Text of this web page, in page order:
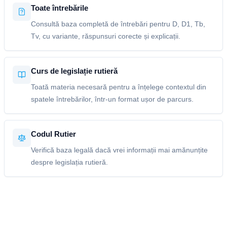
Toate întrebările
Consultă baza completă de întrebări pentru D, D1, Tb,
Tv, cu variante, răspunsuri corecte și explicații.
Curs de legislație rutieră
Toată materia necesară pentru a înțelege contextul din
spatele întrebărilor, într-un format ușor de parcurs.
Codul Rutier
Verifică baza legală dacă vrei informații mai amănunțite
despre legislația rutieră.